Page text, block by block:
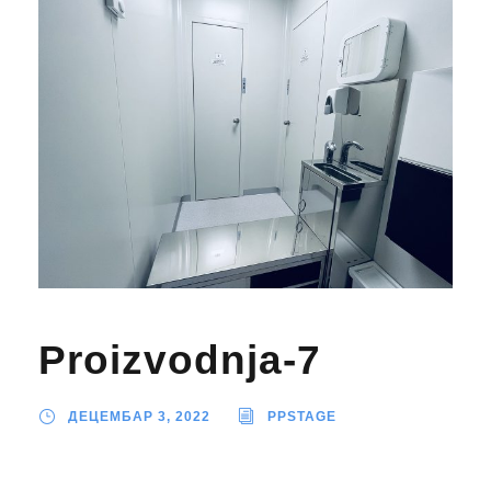
Proizvodnja-7
ДЕЦЕМБАР 3, 2022 PPSTAGE